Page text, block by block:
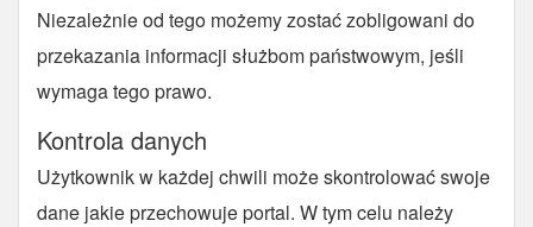
Niezależnie od tego możemy zostać zobligowani do
przekazania informacji służbom państwowym, jeśli
wymaga tego prawo.
Kontrola danych
Użytkownik w każdej chwili może skontrolować swoje
dane jakie przechowuje portal. W tym celu należy